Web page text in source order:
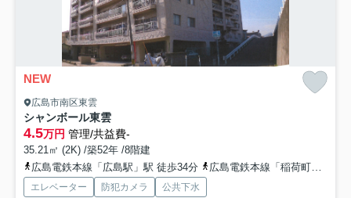
NEW
広島市南区東雲
シャンボール東雲
4.5万円 管理/共益費-
35.21㎡ (2K) /築52年 /8階建
広島電鉄本線「広島駅」駅 徒歩34分
広島電鉄本線「稲荷町」駅 徒歩35分
エレベーター 防犯カメラ 公共下水